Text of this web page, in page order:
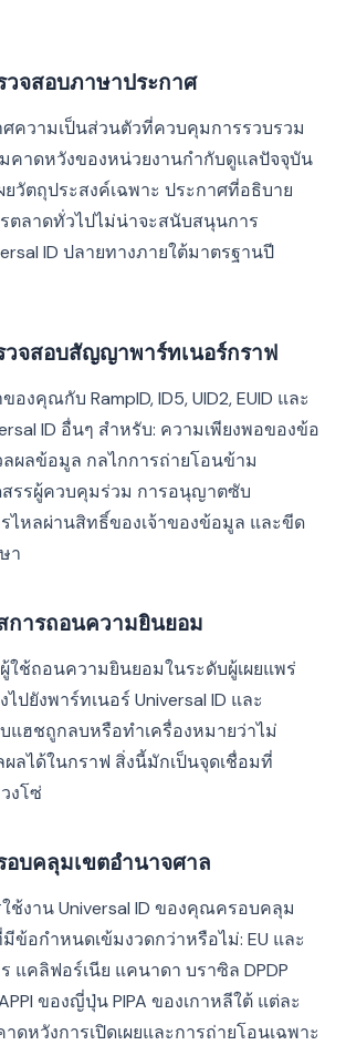
วจสอบภาษาประกาศ
ความเป็นส่วนตัวที่ควบคุมการรวบรวม
คาดหวังของหน่วยงานกำกับดูแลปัจจุบัน
ยวัตถุประสงค์เฉพาะ ประกาศที่อธิบาย
ตลาดทั่วไปไม่น่าจะสนับสนุนการ
ID ปลายทางภายใต้มาตรฐานปี
วจสอบสัญญาพาร์ทเนอร์กราฟ
งคุณกับ RampID, ID5, UID2, EUID และ
ID อื่นๆ สำหรับ: ความเพียงพอของข้อ
ผลข้อมูล กลไกการถ่ายโอนข้าม
รรผู้ควบคุมร่วม การอนุญาตซับ
รไหลผ่านสิทธิ์ของเจ้าของข้อมูล และขีด
า
การถอนความยินยอม
ใช้ถอนความยินยอมในระดับผู้เผยแพร่
ปยังพาร์ทเนอร์ Universal ID และ
แฮชถูกลบหรือทำเครื่องหมายว่าไม่
ลได้ในกราฟ สิ่งนี้มักเป็นจุดเชื่อมที่
งโซ่
อบคลุมเขตอำนาจศาล
ช้งาน Universal ID ของคุณครอบคลุม
ข้อกำหนดเข้มงวดกว่าหรือไม่: EU และ
แคลิฟอร์เนีย แคนาดา บราซิล DPDP
ของญี่ปุ่น PIPA ของเกาหลีใต้ แต่ละ
ดหวังการเปิดเผยและการถ่ายโอนเฉพาะ